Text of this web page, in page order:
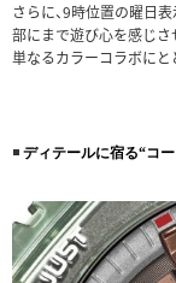
さらに、9時位置の曜日
部にまで遊び心を感じさ
単なるカラーコラボにと
◾️ ディテールに宿る“コ